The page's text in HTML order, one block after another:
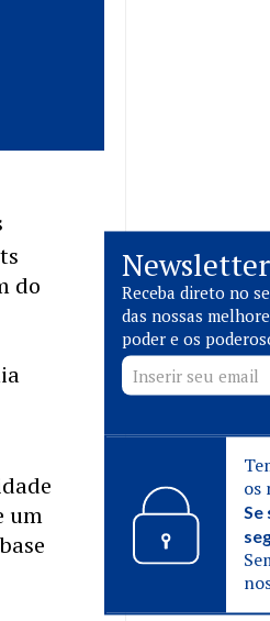
do
um
Newsletter
Receba direto no
das nossas
poder e os
os
Se